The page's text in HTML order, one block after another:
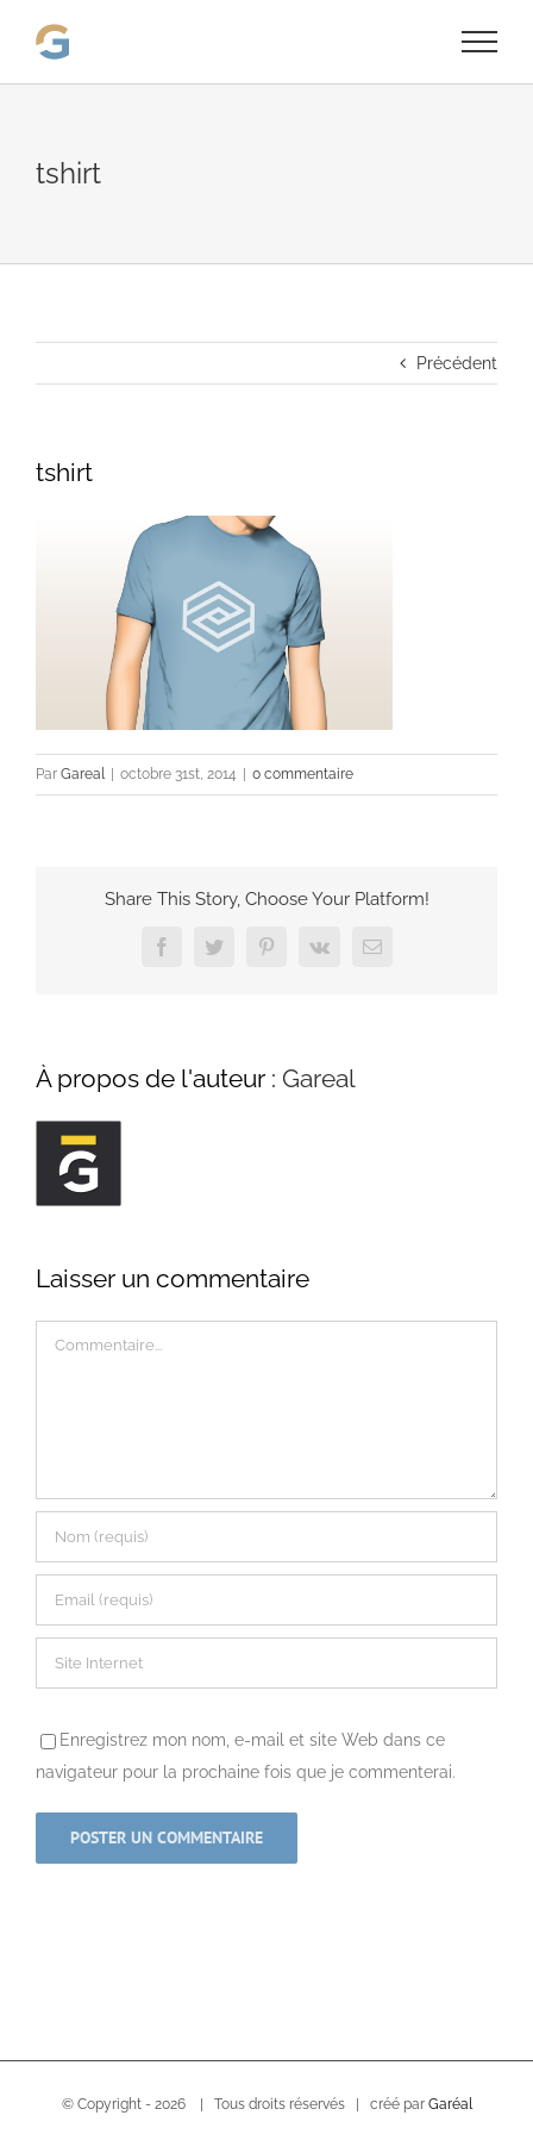
tshirt
Précédent
tshirt
Par Gareal | octobre 31st, 2014 | 0 commentaire
Share This Story, Choose Your Platform!
FacebookTwitterPinterest
Vk Email
À propos de l'auteur : Gareal
Laisser un commentaire
Commentaire
Enregistrez mon nom, e-mail et site Web dans ce
navigateur pour la prochaine fois que je commenterai.
© Copyright - 2026 | Tous droits réservés | créé par Garéal